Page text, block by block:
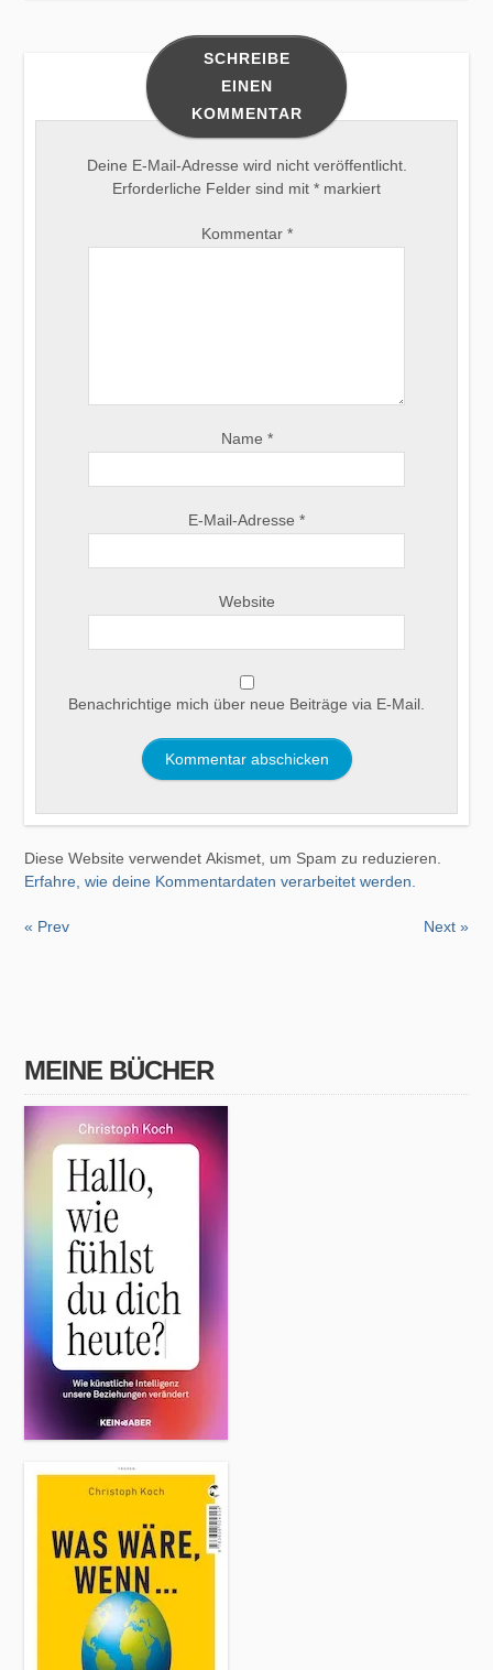
SCHREIBE
EINEN
KOMMENTAR
Deine E-Mail-Adresse wird nicht veröffentlicht.
Erforderliche Felder sind mit * markiert
Kommentar *
Name *
E-Mail-Adresse *
Website
Benachrichtige mich über neue Beiträge via E-Mail.
Diese Website verwendet Akismet, um Spam zu reduzieren.
Erfahre, wie deine Kommentardaten verarbeitet werden.
« Prev Next »
MEINE BÜCHER